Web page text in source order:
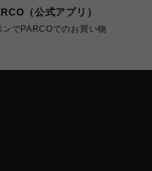
（公式アプリ）
ンでPARCOでのお買い物